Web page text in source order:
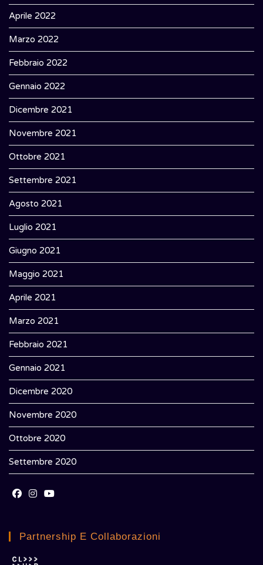
Aprile 2022
Marzo 2022
Febbraio 2022
Gennaio 2022
Dicembre 2021
Novembre 2021
Ottobre 2021
Settembre 2021
Agosto 2021
Luglio 2021
Giugno 2021
Maggio 2021
Aprile 2021
Marzo 2021
Febbraio 2021
Gennaio 2021
Dicembre 2020
Novembre 2020
Ottobre 2020
Settembre 2020
a
a
Partnership E Collaborazioni